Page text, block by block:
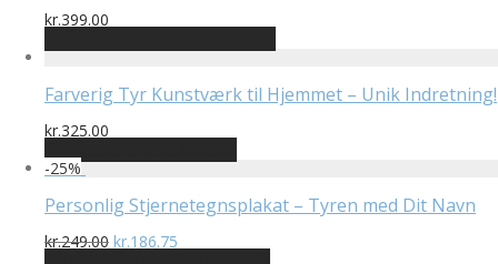
kr.399.00
Farverig Tyr Kunstværk til Hjemmet – Unik Indretning!
kr.325.00
-25%
Personlig Stjernetegnsplakat – Tyren med Dit Navn
kr.249.00 Den
kr.186.75